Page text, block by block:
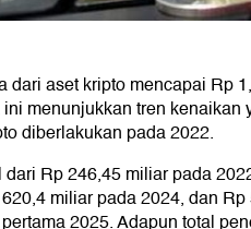
dari aset kripto mencapai Rp
menunjukkan tren kenaikan
diberlakukan pada 2022.
Rp 246,45 miliar pada
miliar pada 2024, dan
2025. Adapun total